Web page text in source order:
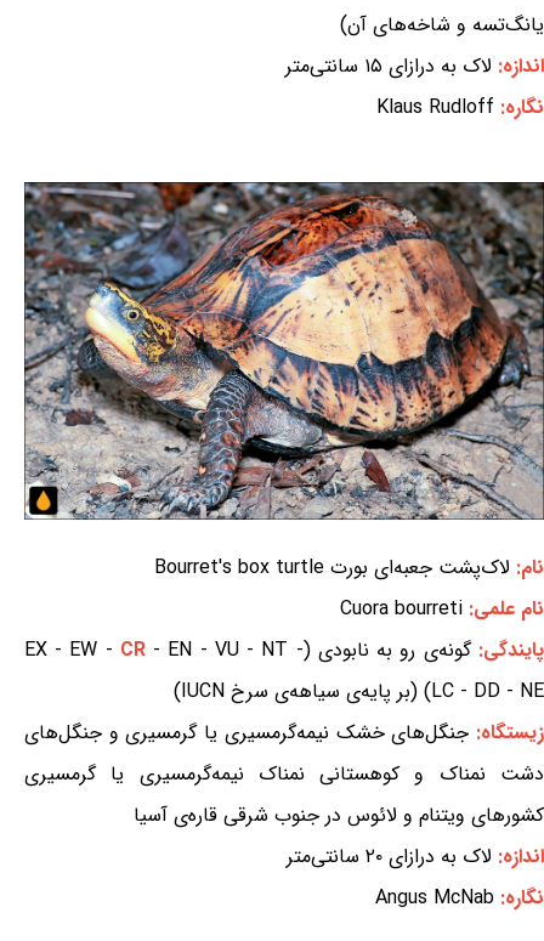
یانگ‌تسه و شاخه‌های آن)
اندازه: لاک به درازای ۱۵ سانتی‌متر
نگاره: Klaus Rudloff
نام: لاک‌پشت جعبه‌ای بورت Bourret's box turtle
نام علمی: Cuora bourreti
پایندگی:گونه‌ی رو به نابودی (EX - EW - CR - EN - VU - NT -
LC - DD - NE) (بر پایه‌ی سیاهه‌ی سرخ IUCN)
زیستگاه: جنگل‌های خشک نیمه‌گرمسیری یا گرمسیری و جنگل‌های
دشت نمناک و کوهستانی نمناک نیمه‌گرمسیری یا گرمسیری
کشورهای ویتنام و لائوس در جنوب شرقی قاره‌ی آسیا
اندازه: لاک به درازای ۲۰ سانتی‌متر
نگاره: Angus McNab